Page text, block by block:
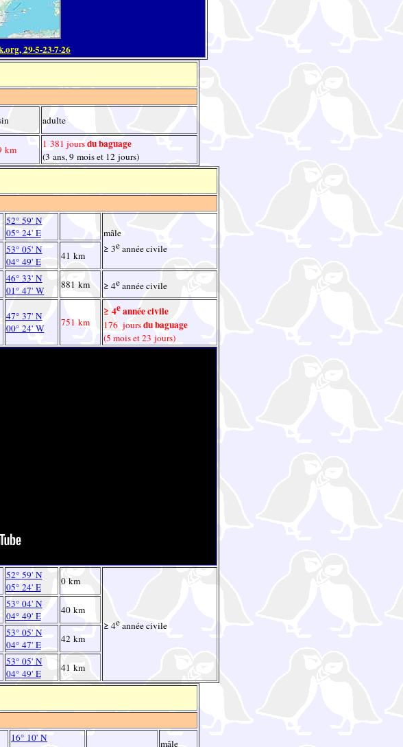
29·5-23·7·26
adulte
km 1 381 joursdu baguage
(3 ans, 9 mois et 12 jours)
52° 59' N
05° 24' E
mâle
≥ 3eannée civile
53° 05' N
04° 49' E
41 km
46° 33' N
01° 47' W
881 km ≥ 4eannée civile
47° 37' N
00° 24' W
751 km
≥ 4eannée civile
176 joursdu baguage
(5 mois et 23 jours)
52° 59' N
05° 24' E
0 km
≥ 4eannée civile
53° 04' N
04° 49' E
40 km
53° 05' N
04° 47' E
42 km
53° 05' N
04° 49' E
41 km
16° 10' N
mâle